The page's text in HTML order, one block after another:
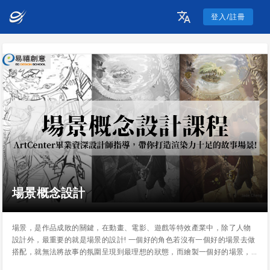
登入/註冊
場景概念設計
場景，是作品成敗的關鍵，在動畫、電影、遊戲等特效產業中，除了人物
設計外，最重要的就是場景的設計! 一個好的角色若沒有一個好的場景去做
搭配，就無法將故事的氛圍呈現到最理想的狀態，而繪製一個好的場景，